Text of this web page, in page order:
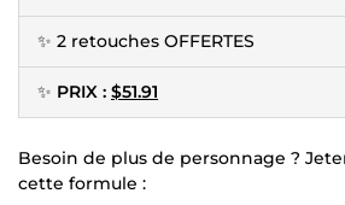
✨ 2 retouches OFFERTES
✨ PRIX : $51.91
Besoin de plus de personnage ?
cette formule :